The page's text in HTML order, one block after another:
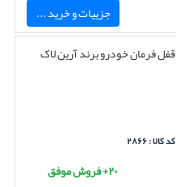
جزییات و خرید ...
قفل فرمان خودرو برند آرین لاک
کد کالا : ۲۸۶۶
۲۰+ فروش موفق